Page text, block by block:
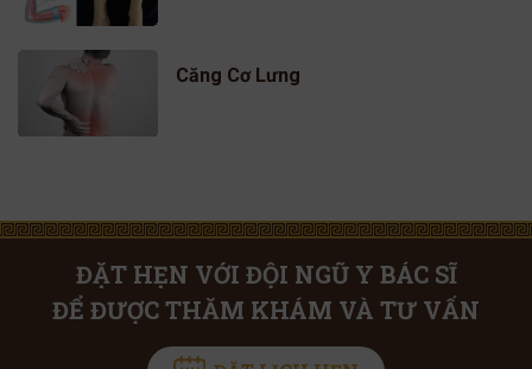
Căng Cơ Lưng
ĐẶT HẸN VỚI ĐỘI NGŨ Y BÁC SĨ
ĐỂ ĐƯỢC THĂM KHÁM VÀ TƯ VẤN